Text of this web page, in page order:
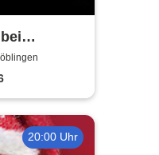
20:00 Uhr